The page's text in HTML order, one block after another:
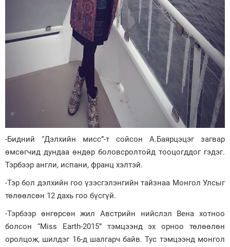
-Бидний “Дэлхийн мисс”-т сойсон А.Баярцэцэг загвар
өмсөгчид дундаа өндөр боловсролтойд тооцогддог гэдэг.
Тэрбээр англи, испани, франц хэлтэй.
-Тэр бол дэлхийн гоо үзэсгэлэнгийн тайзнаа Монгол Улсыг
төлөөлсөн 12 дахь гоо бүсгүй.
-Тэрбээр өнгөрсөн жил Австрийн нийслэл Вена хотноо
болсон “Miss Earth-2015” тэмцээнд эх орноо төлөөлөн
оролцож, шилдэг 16-д шалгарч байв. Тус тэмцээнд монгол